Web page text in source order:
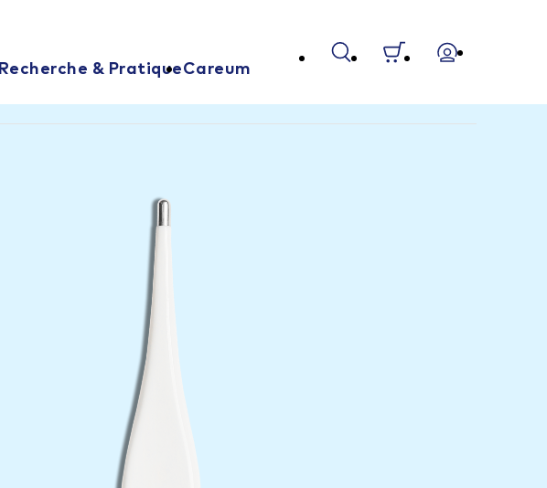
Recherche & PratiqueCareum